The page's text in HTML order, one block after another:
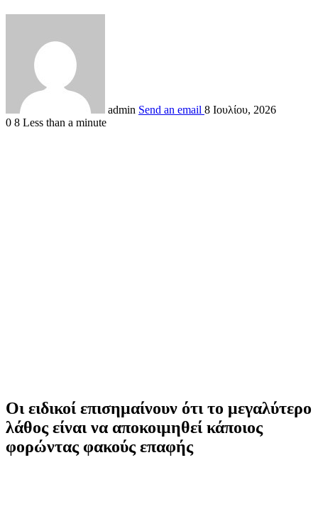
admin Send an email 8 Ιουλίου, 2026
0 8 Less than a minute
Οι ειδικοί επισημαίνουν ότι το μεγαλύτερο
λάθος είναι να αποκοιμηθεί κάποιος
φορώντας φακούς επαφής